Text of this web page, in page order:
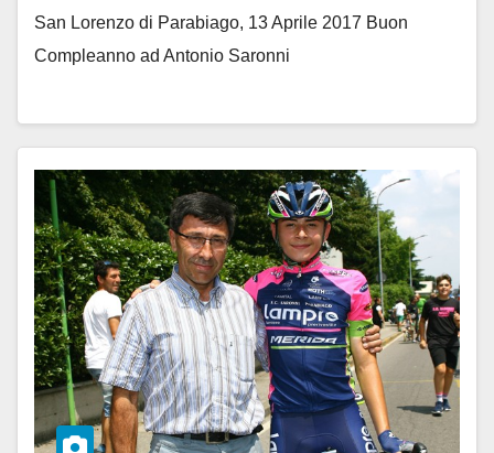
San Lorenzo di Parabiago, 13 Aprile 2017 Buon
Compleanno ad Antonio Saronni